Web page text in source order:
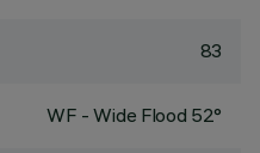
83
WF - Wide Flood 52°